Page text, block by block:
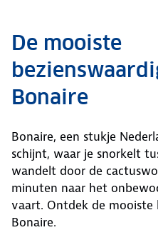
De mooiste
Bonaire
Bonaire, een stukje
schijnt, waar je snorkelt
wandelt door de
minuten naar het
vaart. Ontdek de mooiste
Bonaire.